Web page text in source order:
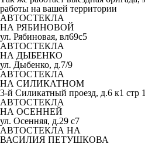
работы на вашей территории
АВТОСТЕКЛА
НА РЯБИНОВОЙ
ул. Рябиновая, вл69с5
АВТОСТЕКЛА
НА ДЫБЕНКО
ул. Дыбенко, д.7/9
АВТОСТЕКЛА
НА СИЛИКАТНОМ
3-й Силикатный проезд, д.6 к1 стр 1
АВТОСТЕКЛА
НА ОСЕННЕЙ
ул. Осенняя, д.29 с7
АВТОСТЕКЛА НА
ВАСИЛИЯ ПЕТУШКОВА